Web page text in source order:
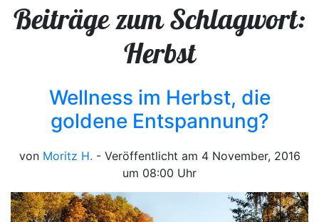
Beiträge zum Schlagwort:
Herbst
Wellness im Herbst, die
goldene Entspannung?
von Moritz H. - Veröffentlicht am 4 November, 2016
um 08:00 Uhr